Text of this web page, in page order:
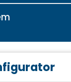
Mehr
Mehr
Mehr
Mehr